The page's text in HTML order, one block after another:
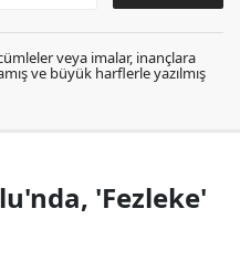
veya imalar, inançlara
ve büyük harflerle yazılmış
'Fezleke'